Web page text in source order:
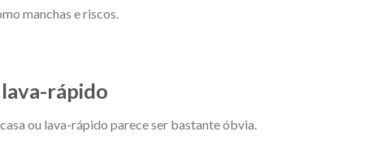
manchas e riscos.
rápido
ou lava-rápido parece ser bastante óbvia.